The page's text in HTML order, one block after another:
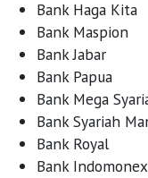
Bank Haga Kita
Bank Maspion
Bank Jabar
Bank Papua
Bank Mega
Bank Syariah
Bank Royal
Bank Indomonex